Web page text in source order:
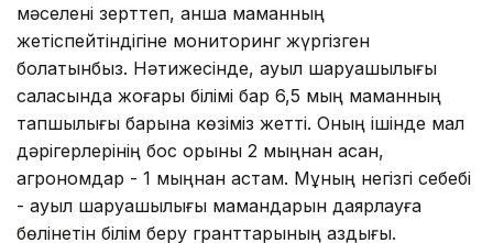
мәселені зерттеп, қанша маманның
жетіспейтіндігіне мониторинг жүргізген
болатынбыз. Нәтижесінде, ауыл шаруашылығы
саласында жоғары білімі бар 6,5 мың маманның
тапшылығы барына көзіміз жетті. Оның ішінде мал
дәрігерлерінің бос орыны 2 мыңнан асқан,
агрономдар - 1 мыңнан астам. Мұның негізгі себебі
- ауыл шаруашылығы мамандарын даярлауға
бөлінетін білім беру гранттарының аздығы.